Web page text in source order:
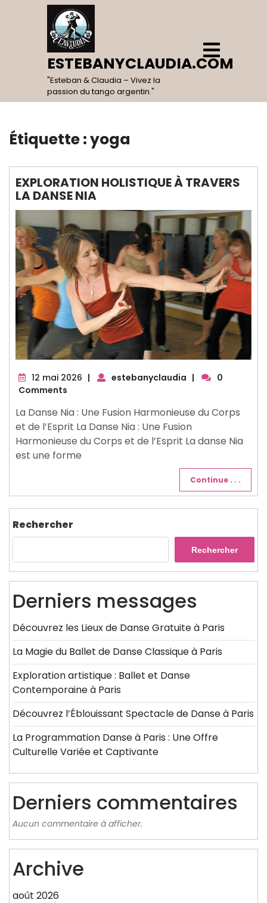
ESTEBANYCLAUDIA.COM
"Esteban & Claudia – Vivez la
passion du tango argentin."
Open
Menu
Étiquette :yoga
EXPLORATION HOLISTIQUE À TRAVERS
LA DANSE NIA
12 mai 2026 12| estebanyclaudia |
0
Comments
La Danse Nia : Une Fusion Harmonieuse du Corps
et de l’Esprit La Danse Nia : Une Fusion
Harmonieuse du Corps et de l’Esprit La danse Nia
est une forme
Continue . . .
Rechercher
Rechercher
Derniers messages
Découvrez les Lieux de Danse Gratuite à Paris
La Magie du Ballet de Danse Classique à Paris
Exploration artistique : Ballet et Danse
Contemporaine à Paris
Découvrez l’Éblouissant Spectacle de Danse à Paris
La Programmation Danse à Paris : Une Offre
Culturelle Variée et Captivante
Derniers commentaires
Aucun commentaire à afficher.
Archive
août 2026